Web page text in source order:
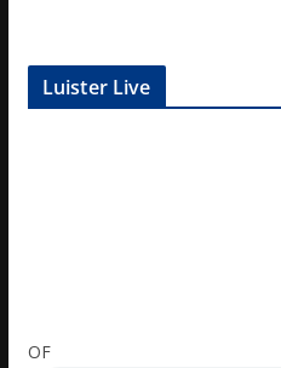
Luister Live
OF